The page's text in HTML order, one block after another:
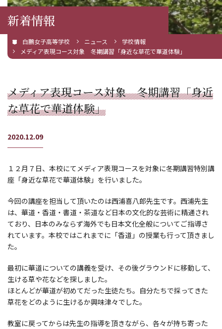
新着情報
白鵬女子高等学校 ニュース
学校情報
メディア表現コース対象 冬期講習「身近な草花で華道体験」
メディア表現コース対象 冬期講習「身近
な草花で華道体験」
2020.12.09
１２月７日、本校にてメディア表現コースを対象に冬期講習特別講
座「身近な草花で華道体験」を行いました。
今回の講座を担当して頂いたのは西浦喜八郎先生です。西浦先生
は、華道・香道・書道・茶道など日本の文化的な芸術に精通され
ており、日本のみならず海外でも日本文化全般についてご指導さ
れています。本校ではこれまでに「香道」の授業も行って頂きまし
た。
最初に華道についての講義を受け、その後グラウンドに移動して、
生ける草や花などを探しました。
ほとんどが華道が初めてだった生徒たち。自分たちで採ってきた
草花をどのように生けるか興味津々でした。
教室に戻ってからは先生の指導を頂きながら、各々が持ち寄った